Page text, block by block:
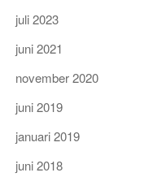
juli 2023
juni 2021
november 2020
juni 2019
januari 2019
juni 2018